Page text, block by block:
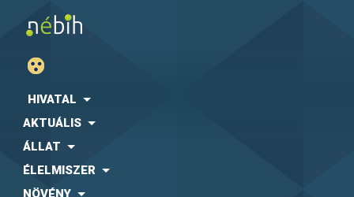
HIVATAL
AKTUÁLIS
ÁLLAT
ÉLELMISZER
NÖVÉNY